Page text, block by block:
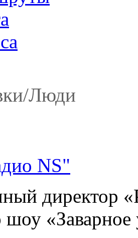
/Люди
NS"
директор
шоу «Заварное